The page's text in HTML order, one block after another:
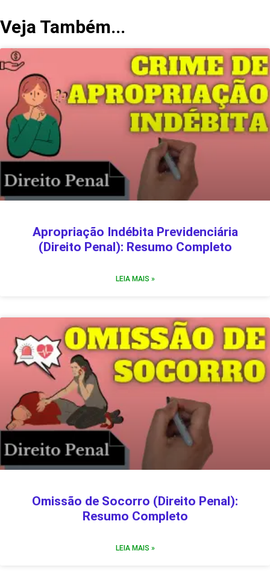
Veja Também...
Apropriação Indébita Previdenciária
(Direito Penal): Resumo Completo
LEIA MAIS »
Omissão de Socorro (Direito Penal):
Resumo Completo
LEIA MAIS »